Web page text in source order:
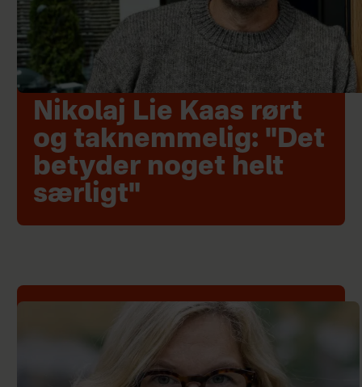
Nikolaj Lie Kaas rørt
og taknemmelig: "Det
betyder noget helt
særligt"